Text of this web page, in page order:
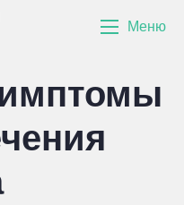
Меню